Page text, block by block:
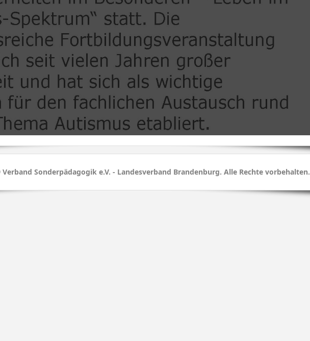
Sonderpädagogik e.V. - Landesverband Brandenburg. Alle Rechte vorbehalten.